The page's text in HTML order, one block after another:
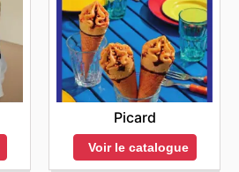
Picard
Voir le catalogue